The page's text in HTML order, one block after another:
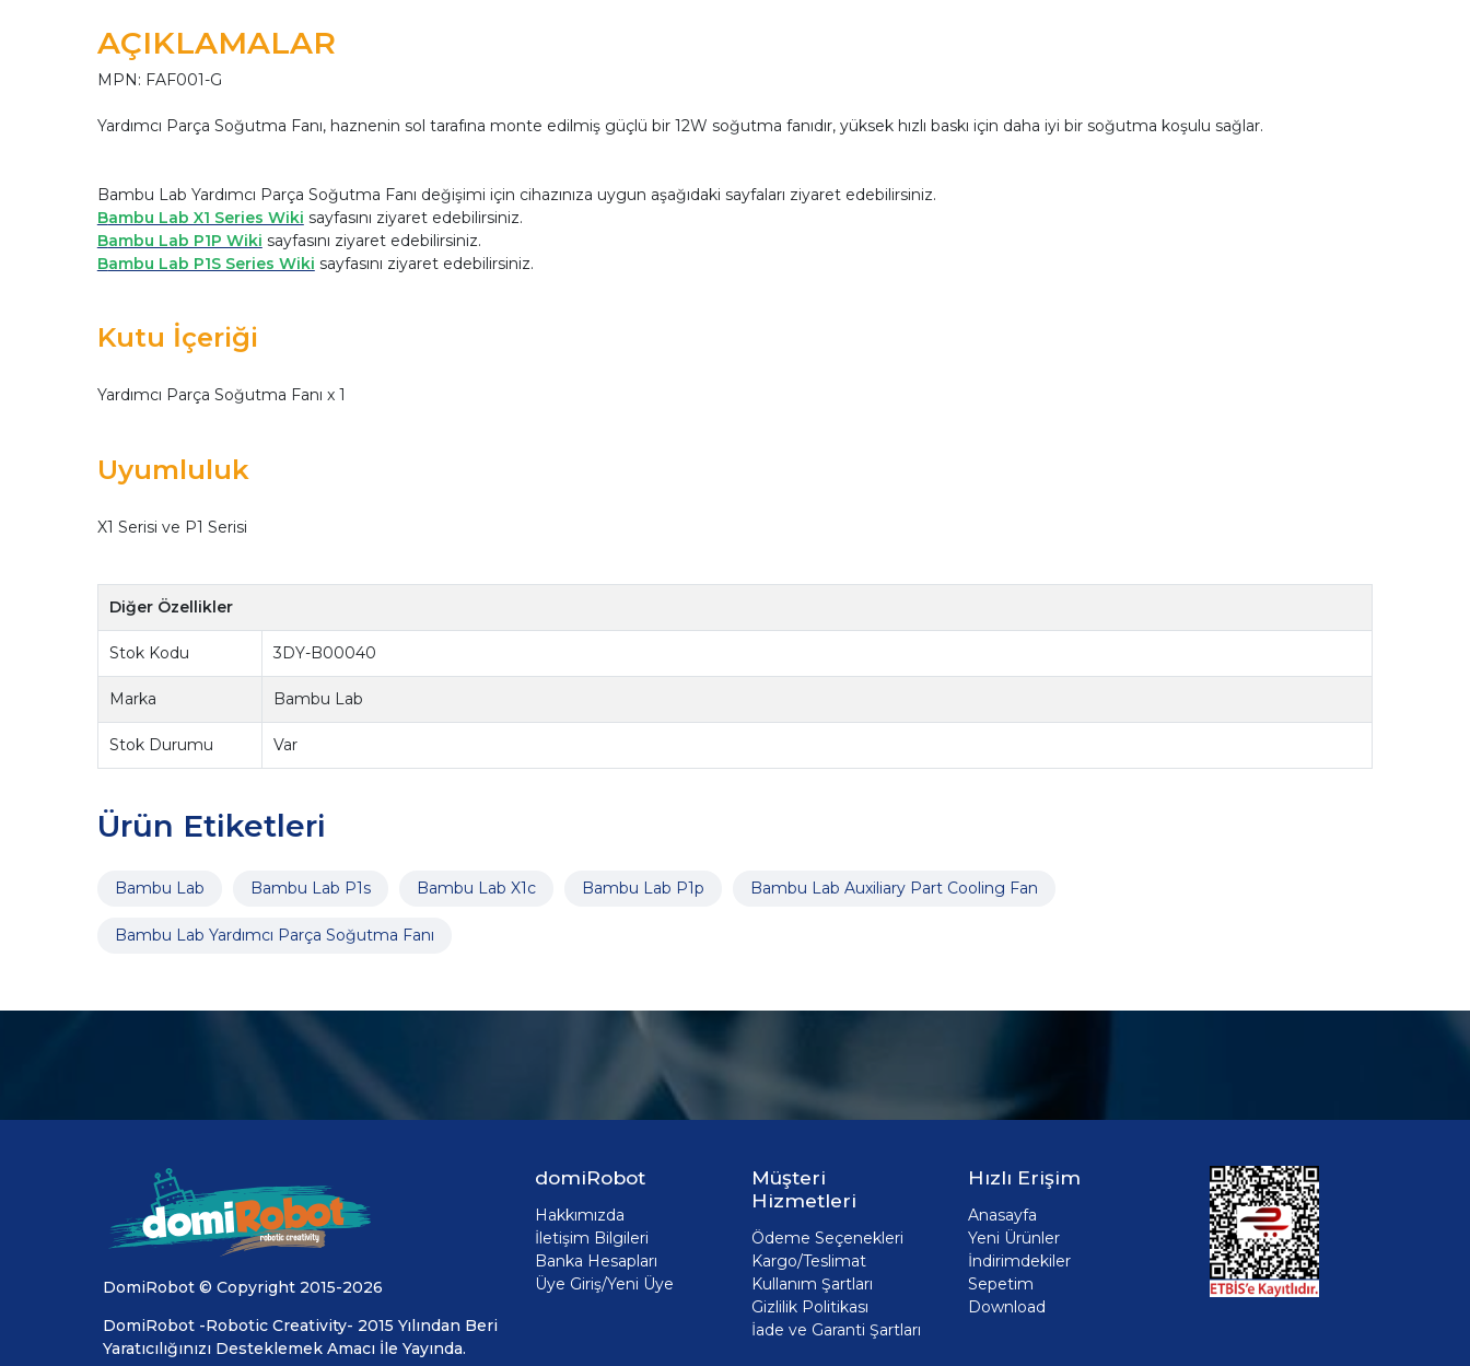
AÇIKLAMALAR
MPN: FAF001-G
Yardımcı Parça Soğutma Fanı, haznenin sol tarafına monte edilmiş güçlü bir 12W soğutma fanıdır, yüksek hızlı baskı için daha iyi bir soğutma koşulu sağlar.
Bambu Lab Yardımcı Parça Soğutma Fanı değişimi için cihazınıza uygun aşağıdaki sayfaları ziyaret edebilirsiniz.
Bambu Lab X1 Series Wiki sayfasını ziyaret edebilirsiniz.
Bambu Lab P1P Wiki sayfasını ziyaret edebilirsiniz.
Bambu Lab P1S Series Wiki sayfasını ziyaret edebilirsiniz.
Kutu İçeriği
Yardımcı Parça Soğutma Fanı x 1
Uyumluluk
X1 Serisi ve P1 Serisi
Diğer Özellikler
Stok Kodu 3DY-B00040
Marka Bambu Lab
Stok Durumu Var
Ürün Etiketleri
Bambu Lab Bambu Lab P1s Bambu Lab X1c Bambu Lab P1p Bambu Lab Auxiliary Part Cooling Fan
Bambu Lab Yardımcı Parça Soğutma Fanı
DomiRobot © Copyright 2015-2026
DomiRobot -Robotic Creativity- 2015 Yılından Beri
Yaratıcılığınızı Desteklemek Amacı İle Yayında.
domiRobot
Hakkımızda
İletişim Bilgileri
Banka Hesapları
Üye Giriş/Yeni Üye
Müşteri
Hizmetleri
Ödeme Seçenekleri
Kargo/Teslimat
Kullanım Şartları
Gizlilik Politikası
İade ve Garanti Şartları
Hızlı Erişim
Anasayfa
Yeni Ürünler
İndirimdekiler
Sepetim
Download